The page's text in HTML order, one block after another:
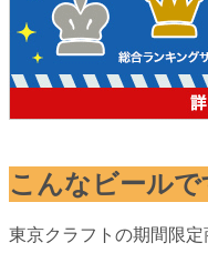
こんなビールで
東京クラフトの期間限定